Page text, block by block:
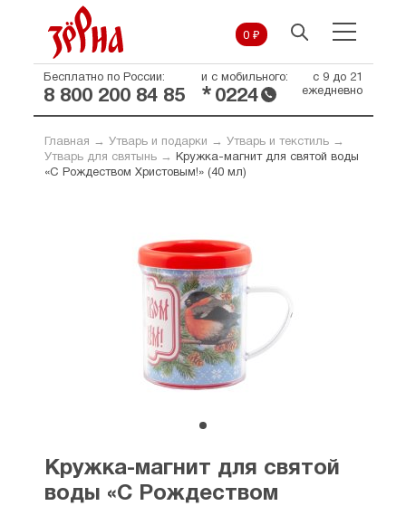
0 ₽
Бесплатно по России:
8 800 200 84 85
и с мобильного:
* 0224
с 9 до 21
ежедневно
Главная → Утварь и подарки → Утварь и текстиль→
Утварь для святынь→
Кружка-магнит для святой воды
«С Рождеством Христовым!» (40 мл)
Кружка-магнит для святой
воды «С Рождеством